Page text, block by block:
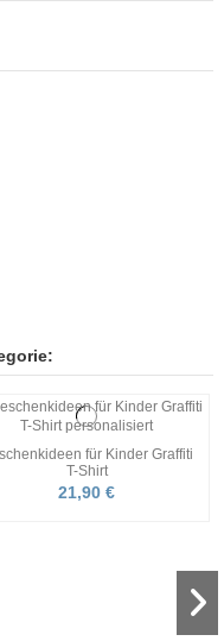
für Kinder Graffiti
T-Shirt
21,90 €